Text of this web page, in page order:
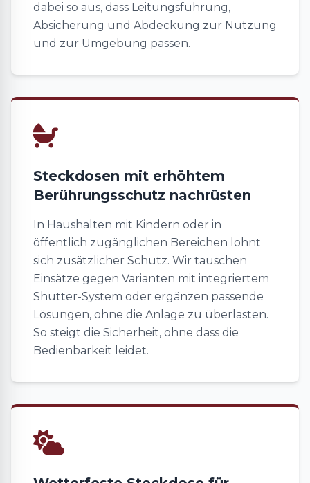
dabei so aus, dass Leitungsführung,
Absicherung und Abdeckung zur Nutzung
und zur Umgebung passen.
Steckdosen mit erhöhtem
Berührungsschutz nachrüsten
In Haushalten mit Kindern oder in
öffentlich zugänglichen Bereichen lohnt
sich zusätzlicher Schutz. Wir tauschen
Einsätze gegen Varianten mit integriertem
Shutter-System oder ergänzen passende
Lösungen, ohne die Anlage zu überlasten.
So steigt die Sicherheit, ohne dass die
Bedienbarkeit leidet.